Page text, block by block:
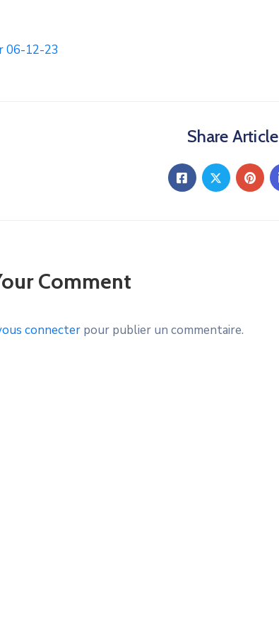
06-12-23
Share Article
Comment
connecter pour publier un commentaire.